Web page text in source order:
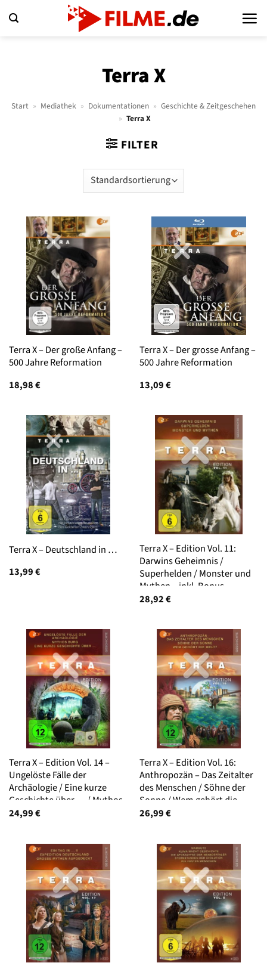
Inhalt
Terra X
Start » Mediathek » Dokumentationen » Geschichte & Zeitgeschehen
» Terra X
FILTER
Terra X – Der große Anfang –
500 Jahre Reformation
18,98€
Terra X – Der grosse Anfang –
500 Jahre Reformation
13,09€
Terra X – Deutschland in …
13,99€
Terra X – Edition Vol. 11:
Darwins Geheimnis /
Superhelden / Monster und
Mythen – inkl. Bonus
‚Märchen und Sagen‘
28,92€
Terra X – Edition Vol. 14 –
Ungelöste Fälle der
Archäologie / Eine kurze
Geschichte über … / Mythos
Burg
24,99€
Terra X – Edition Vol. 16:
Anthropozän – Das Zeitalter
des Menschen / Söhne der
Sonne / Wem gehört die
Welt?
26,99€